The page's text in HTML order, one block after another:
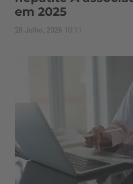
em 2025
28 Julho, 2026 10:11